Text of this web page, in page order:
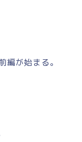
編が始まる。